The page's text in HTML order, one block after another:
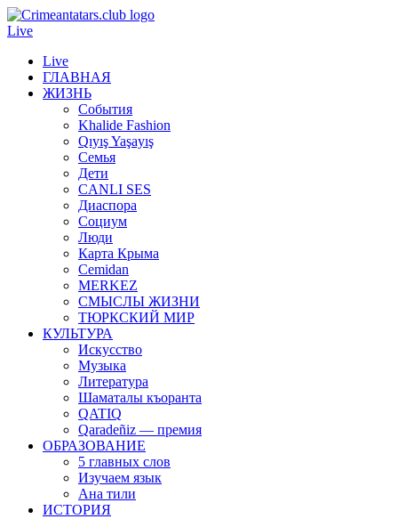
Live
Live
ГЛАВНАЯ
ЖИЗНЬ
События
Khalide Fashion
Qıyış Yaşayış
Семья
Дети
CANLI SES
Диаспора
Социум
Люди
Карта Крыма
Cemidan
МERKEZ
СМЫСЛЫ ЖИЗНИ
ТЮРКСКИЙ МИР
КУЛЬТУРА
Искусство
Музыка
Литература
Шаматалы къоранта
QATIQ
Qaradeñiz — премия
ОБРАЗОВАНИЕ
5 главных слов
Изучаем язык
Ана тили
ИСТОРИЯ